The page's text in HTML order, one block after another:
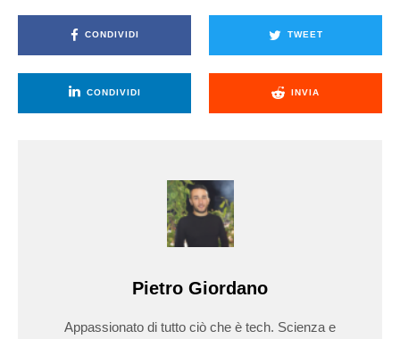
CONDIVIDI TWEET
CONDIVIDI INVIA
Pietro Giordano
Appassionato di tutto ciò che è tech. Scienza e